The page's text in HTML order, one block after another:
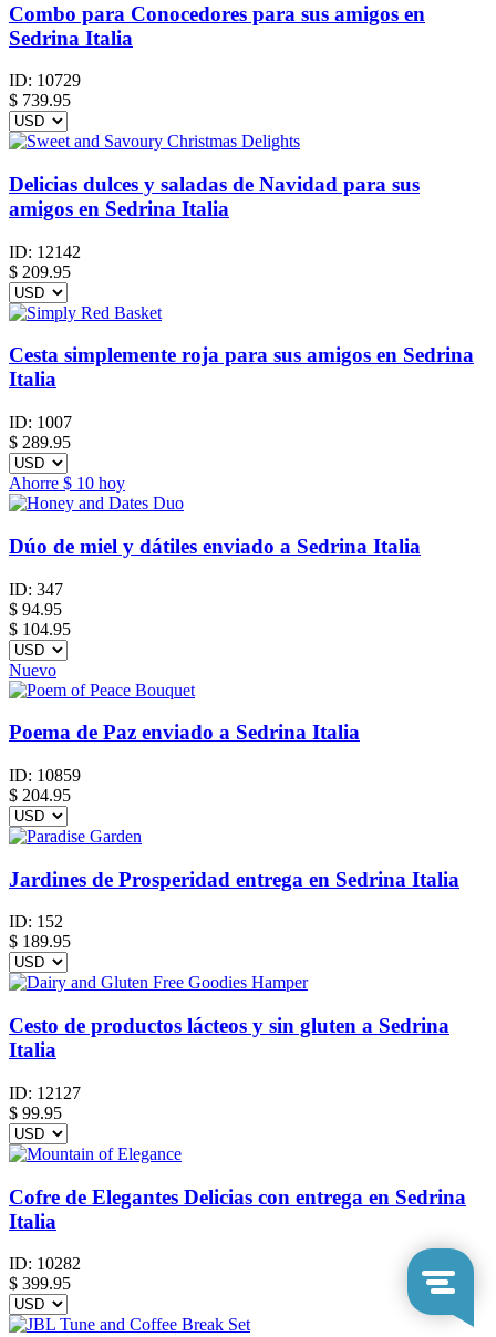
Combo para Conocedores para sus amigos en
Sedrina Italia
ID: 10729
$ 739.95
Delicias dulces y saladas de Navidad para sus
amigos en Sedrina Italia
ID: 12142
$ 209.95
Cesta simplemente roja para sus amigos en Sedrina
Italia
ID: 1007
$ 289.95
Ahorre $ 10 hoy
Dúo de miel y dátiles enviado a Sedrina Italia
ID: 347
$ 94.95
$ 104.95
Nuevo
Poema de Paz enviado a Sedrina Italia
ID: 10859
$ 204.95
Jardines de Prosperidad entrega en Sedrina Italia
ID: 152
$ 189.95
Cesto de productos lácteos y sin gluten a Sedrina
Italia
ID: 12127
$ 99.95
Cofre de Elegantes Delicias con entrega en Sedrina
Italia
ID: 10282
$ 399.95